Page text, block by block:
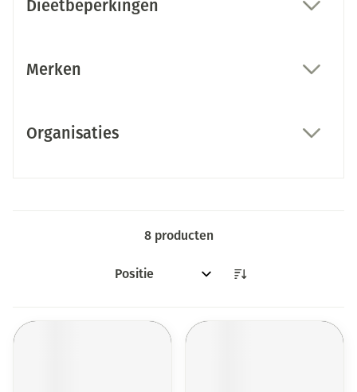
Dieetbeperkingen
Merken
Organisaties
8producten
Sorteer op: